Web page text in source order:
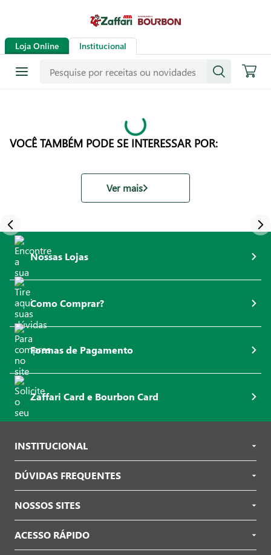
Loja Online Institucional
VOCÊ TAMBÉM PODE SE INTERESSAR POR:
Ver mais
Nossas Lojas
Como Comprar?
Formas de Pagamento
Zaffari Card e Bourbon Card
INSTITUCIONAL
DÚVIDAS FREQUENTES
NOSSOS SITES
ACESSO RÁPIDO